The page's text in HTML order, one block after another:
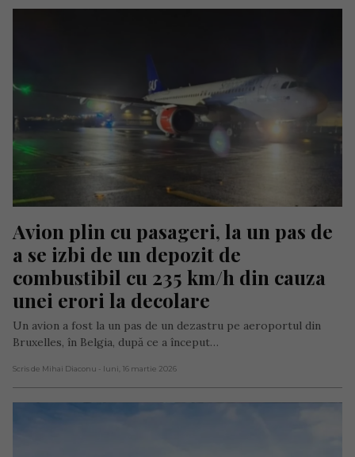
Avion plin cu pasageri, la un pas de
a se izbi de un depozit de
combustibil cu 235 km/h din cauza
unei erori la decolare
Un avion a fost la un pas de un dezastru pe aeroportul din
Bruxelles, în Belgia, după ce a început…
Scris de Mihai Diaconu - luni, 16 martie 2026